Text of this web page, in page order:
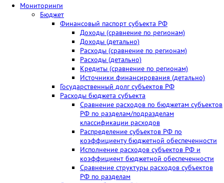
Мониторинги
Бюджет
Финансовый паспорт субъекта РФ
Доходы (сравнение по регионам)
Доходы (детально)
Расходы (сравнение по регионам)
Расходы (детально)
Кредиты (сравнение по регионам)
Источники финансирования (детально)
Государственный долг субъектов РФ
Расходы бюджета субъекта
Сравнение расходов по бюджетам субъектов
РФ по разделам/подразделам
классификации расходов
Распределение субъектов РФ по
коэффициенту бюджетной обеспеченности
Исполнение расходов субъектов РФ и
коэффициент бюджетной обеспеченности
Сравнение структуры расходов субъектов
РФ по разделам